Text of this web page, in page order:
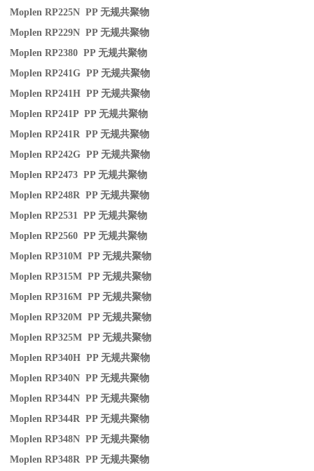
Moplen RP225N PP无规共聚物
Moplen RP229N PP无规共聚物
Moplen RP2380 PP无规共聚物
Moplen RP241G PP无规共聚物
Moplen RP241H PP无规共聚物
Moplen RP241P PP无规共聚物
Moplen RP241R PP无规共聚物
Moplen RP242G PP无规共聚物
Moplen RP2473 PP无规共聚物
Moplen RP248R PP无规共聚物
Moplen RP2531 PP无规共聚物
Moplen RP2560 PP无规共聚物
Moplen RP310M PP无规共聚物
Moplen RP315M PP无规共聚物
Moplen RP316M PP无规共聚物
Moplen RP320M PP无规共聚物
Moplen RP325M PP无规共聚物
Moplen RP340H PP无规共聚物
Moplen RP340N PP无规共聚物
Moplen RP344N PP无规共聚物
Moplen RP344R PP无规共聚物
Moplen RP348N PP无规共聚物
Moplen RP348R PP无规共聚物